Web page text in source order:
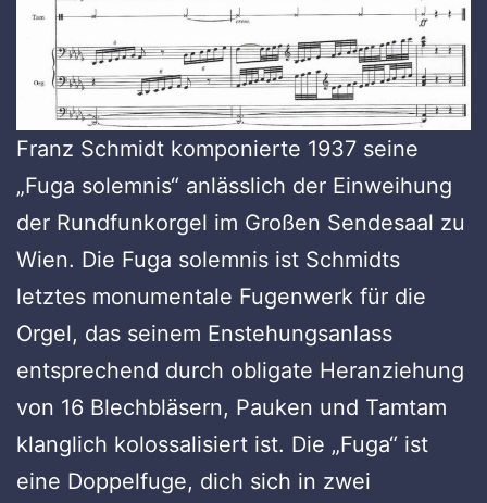
Franz Schmidt komponierte 1937 seine
„Fuga solemnis“ anlässlich der Einweihung
der Rundfunkorgel im Großen Sendesaal zu
Wien. Die Fuga solemnis ist Schmidts
letztes monumentale Fugenwerk für die
Orgel, das seinem Enstehungsanlass
entsprechend durch obligate Heranziehung
von 16 Blechbläsern, Pauken und Tamtam
klanglich kolossalisiert ist. Die „Fuga“ ist
eine Doppelfuge, dich sich in zwei